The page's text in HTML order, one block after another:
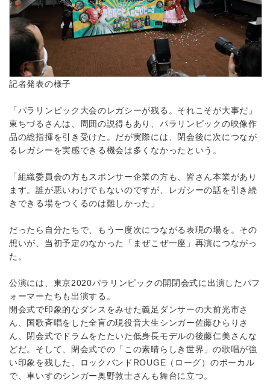
記者発表の様子
「パラリンピック大会のレガシーが残る。それこそが大事だ」
東ちづるさんは、周囲の説得もあり、パラリンピックの映像作
品の総指揮を引き受けた。だが実際には、閉会後に次につなが
るレガシーを実感できる機会は多くなかったという。
「組織委員会の方もスポンサー企業の方も、皆さん本業があり
ます。誰が悪いわけでもないのですが、レガシーの話を引き続
きできる場をつくるのは難しかった」
だったら自分たちで、もう一度次につながる表現の場を。その
想いが、当初予定のなかった「まぜこぜ一座」再演につながっ
た。
公演には、東京2020パラリンピックの開閉会式に出演したパフ
ォーマーたちも出演する。
開会式で印象的なダンスをみせた義足ダンサーの大前光市さ
ん、国歌斉唱をした全盲の現役音大生シンガー佐藤ひらりさ
ん、閉会式でドラムをたたいた低身長モデルの後藤仁美さんな
どだ。そして、閉会式での「この素晴らしき世界」の歌唱が強
い印象を残した、ロックバンドROUGE（ローグ）のボーカル
で、車いすのシンガー奥野敦士さんも舞台に立つ。